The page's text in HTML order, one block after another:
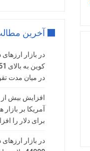
آخرین
در بازار
در میان مدت
افزایش بیش
آمریکا بر
برای دلار را
در بازار